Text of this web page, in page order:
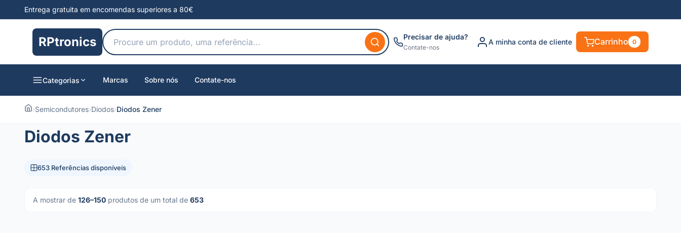
Entrega gratuita em encomendas superiores a 80€
RPtronics Precisar de ajuda?
Contate-nos
A minha conta de cliente Carrinho 0
Categorias Marcas Sobre nós Contate-nos
›Semicondutores›Diodos›Diodos Zener
Diodos Zener
653 Referências disponíveis
A mostrar de 126–150 produtos de um total de 653